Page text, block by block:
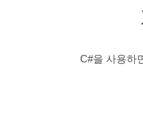
C#을 사용하